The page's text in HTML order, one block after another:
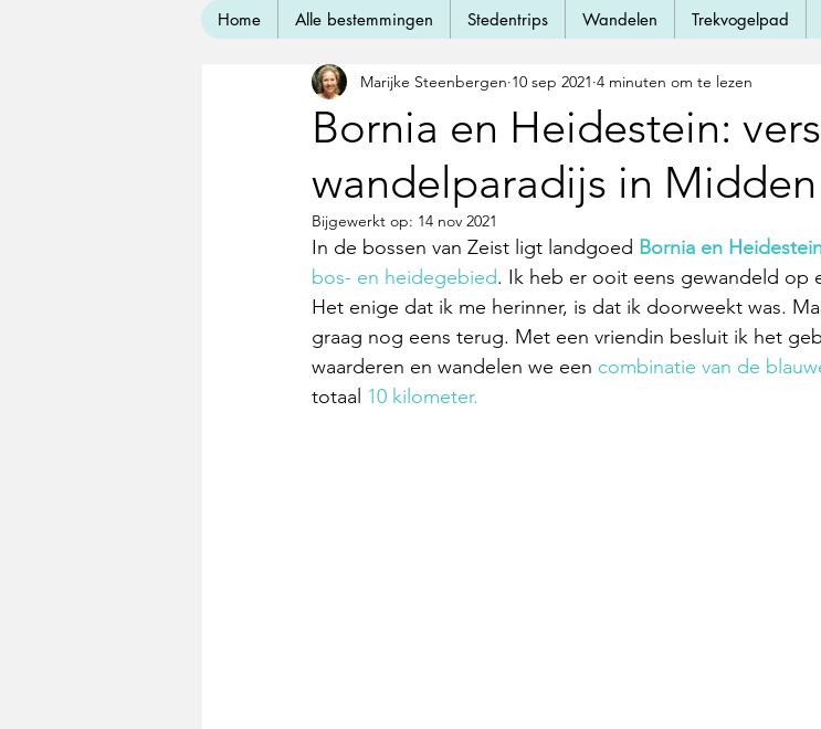
Home Alle bestemmingen Stedentrips Wandelen Trekvogelpad
Bornia en Heidestein:
wandelparadijs in
Marijke Steenbergen 10 sep 2021 4 minuten om te lezen
Bijgewerkt op: 14 nov 2021
In de bossen van Zeist ligt landgoed Bornia en
bos- en heidegebied. Ik heb er ooit eens gewandeld op
Het enige dat ik me herinner, is dat ik doorweekt was.
graag nog eens terug. Met een vriendin besluit ik het
waarderen en wandelen we een combinatie van de
totaal 10 kilometer.